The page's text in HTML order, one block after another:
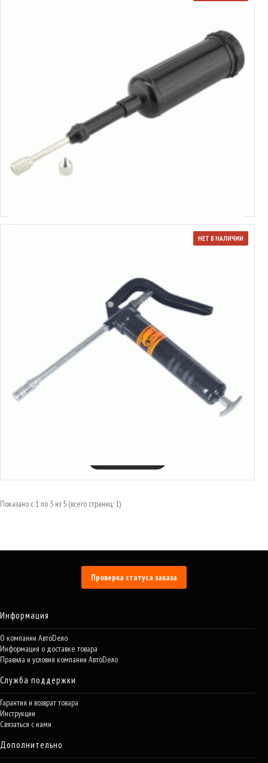
НЕТ В НАЛИЧИИ
42021
Шприц рычажно-плунжерный пистолетного типа
Показано с 1 по 5 из 5 (всего страниц: 1)
Проверка статуса заказа
Информация
О компании АвтоDело
Информация о доставке товара
Правила и условия компании АвтоDело
Служба поддержки
Гарантия и возврат товара
Инструкции
Связаться с нами
Дополнительно